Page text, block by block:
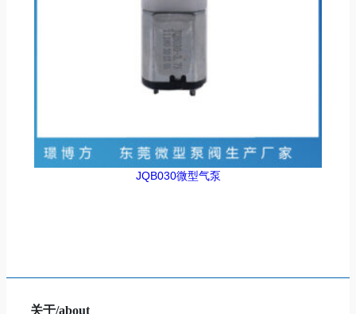
JQB030微型气泵
关于/about